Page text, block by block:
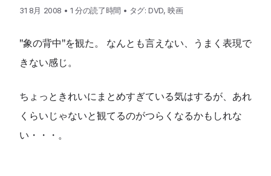
31 8月 2008 • 1 分の読了時間 • タグ:DVD,映画
"象の背中"を観た。 なんとも言えない、うまく表現で
きない感じ。
ちょっときれいにまとめすぎている気はするが、あれ
くらいじゃないと観てるのがつらくなるかもしれな
い・・・。